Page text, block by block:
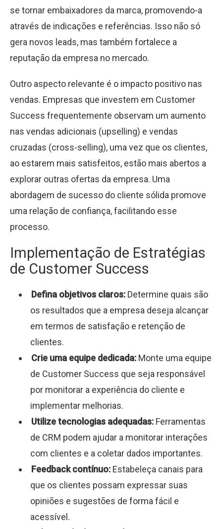
se tornar embaixadores da marca, promovendo-a
através de indicações e referências. Isso não só
gera novos leads, mas também fortalece a
reputação da empresa no mercado.
Outro aspecto relevante é o impacto positivo nas
vendas. Empresas que investem em Customer
Success frequentemente observam um aumento
nas vendas adicionais (upselling) e vendas
cruzadas (cross-selling), uma vez que os clientes,
ao estarem mais satisfeitos, estão mais abertos a
explorar outras ofertas da empresa. Uma
abordagem de sucesso do cliente sólida promove
uma relação de confiança, facilitando esse
processo.
Implementação de Estratégias
de Customer Success
Defina objetivos claros: Determine quais são
os resultados que a empresa deseja alcançar
em termos de satisfação e retenção de
clientes.
Crie uma equipe dedicada: Monte uma equipe
de Customer Success que seja responsável
por monitorar a experiência do cliente e
implementar melhorias.
Utilize tecnologias adequadas: Ferramentas
de CRM podem ajudar a monitorar interações
com clientes e a coletar dados importantes.
Feedback contínuo: Estabeleça canais para
que os clientes possam expressar suas
opiniões e sugestões de forma fácil e
acessível.